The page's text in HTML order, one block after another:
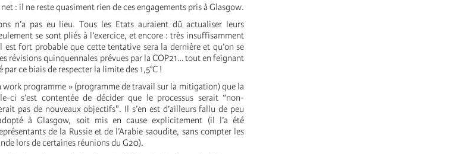
net : il ne reste quasiment rien de ces engagements pris à Glasgow.
n’a pas eu lieu. Tous les Etats auraient dû actualiser leurs
se sont pliés à l’exercice, et encore : très insuffisamment
fort probable que cette tentative sera la dernière et qu’on se
révisions quinquennales prévues par la COP21… tout en feignant
ce biais de respecter la limite des 1,5°C !
programme » (programme de travail sur la mitigation) que la
ci s’est contentée de décider que le processus serait “non-
pas de nouveaux objectifs". Il s’en est d’ailleurs fallu de peu
à Glasgow, soit mis en cause explicitement (il l’a été
de la Russie et de l’Arabie saoudite, sans compter les
lors de certaines réunions du G20).